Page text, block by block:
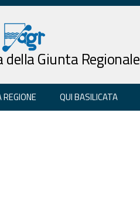
Giunta Regionale
QUI BASILICATA